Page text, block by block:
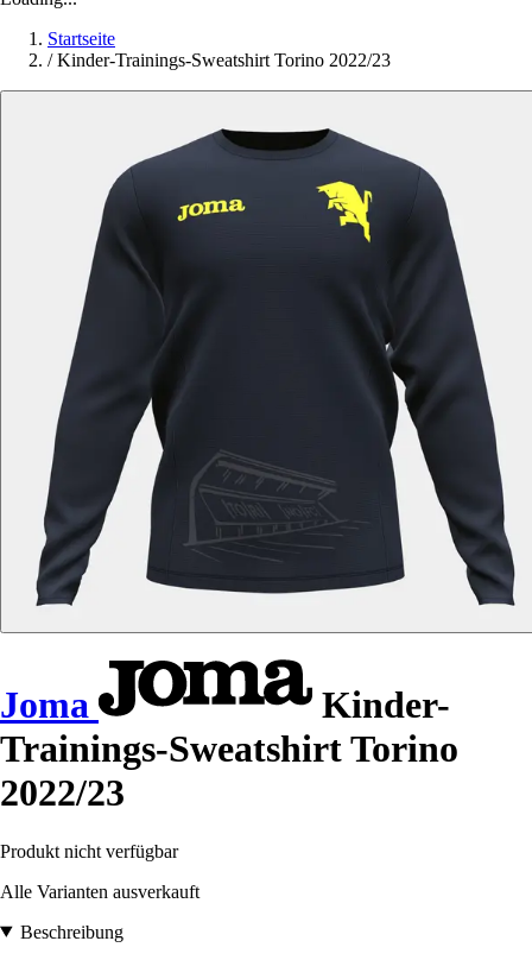
Startseite
/ Kinder-Trainings-Sweatshirt Torino 2022/23
Joma
Kinder-
Trainings-Sweatshirt Torino
2022/23
Produkt nicht verfügbar
Alle Varianten ausverkauft
Beschreibung